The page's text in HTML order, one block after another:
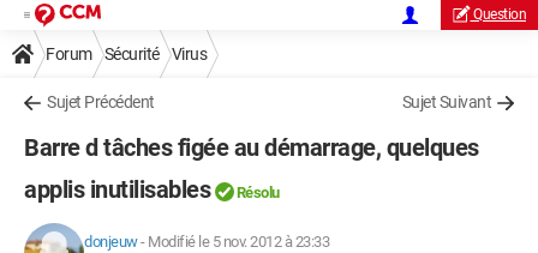
Question
Forum Sécurité Virus
Sujet Précédent Sujet Suivant
Barre d tâches figée au démarrage, quelques
applis inutilisables
Résolu
donjeuw- Modifié le 5 nov. 2012 à 23:33